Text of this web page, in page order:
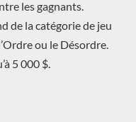
les gagnants.
de la catégorie de jeu
ou le Désordre.
5 000 $.